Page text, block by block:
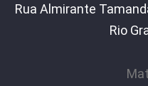
Rua Almirante
Rio